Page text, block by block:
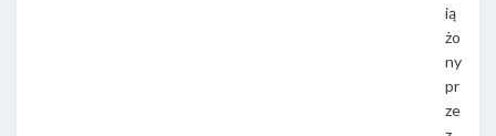
ią
żo
ny
pr
ze